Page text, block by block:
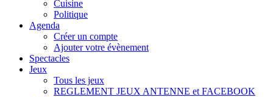
Cuisine
Politique
Agenda
Créer un compte
Ajouter votre évènement
Spectacles
Jeux
Tous les jeux
REGLEMENT JEUX ANTENNE et FACEBOOK